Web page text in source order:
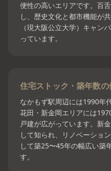
便性の高いエリアです。百
し、歴史文化と都市機能が
（現大阪公立大学）キャン
っています。
住宅ストック・築年数の
なかもず駅周辺には1990年
花田・新金岡エリアには
戸建が広がっています。新
して知られ、リノベーショ
して築25〜45年の幅広い築
す。